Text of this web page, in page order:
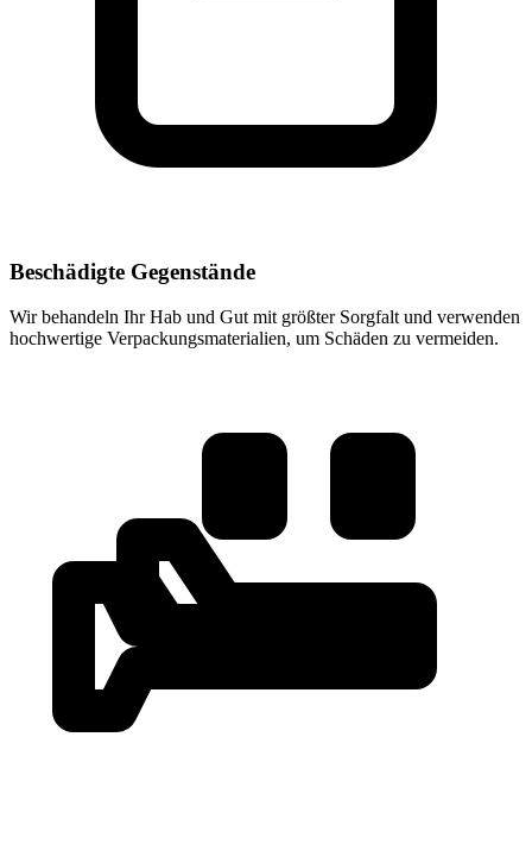
Beschädigte Gegenstände
Wir behandeln Ihr Hab und Gut mit größter Sorgfalt und verwenden
hochwertige Verpackungsmaterialien, um Schäden zu vermeiden.